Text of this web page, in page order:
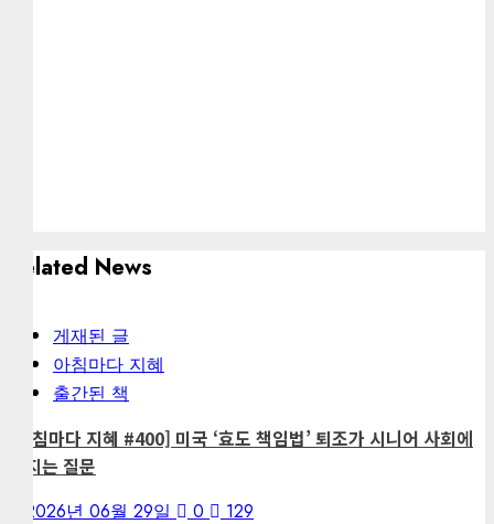
Related News
게재된 글
아침마다 지혜
출간된 책
[아침마다 지혜 #400] 미국 ‘효도 책임법’ 퇴조가 시니어 사회에
던지는 질문
2026년 06월 29일 0 129